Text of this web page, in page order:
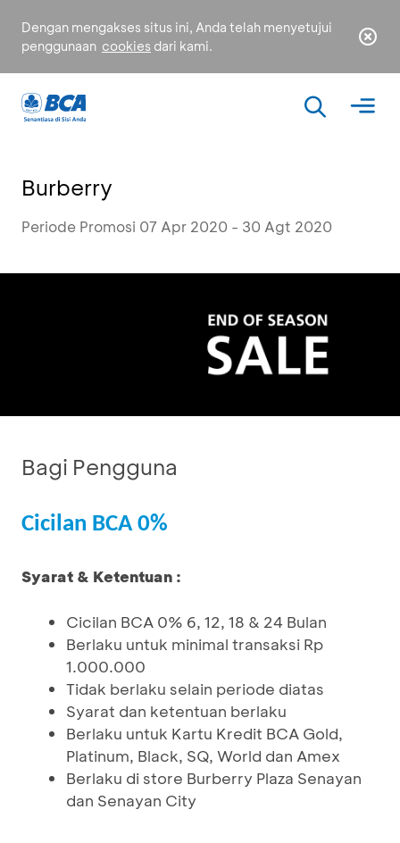
Dengan mengakses situs ini, Anda telah menyetujui
penggunaan cookies dari kami.
Burberry
Periode Promosi 07 Apr 2020 - 30 Agt 2020
Bagi Pengguna
Cicilan BCA 0%
Syarat & Ketentuan :
Cicilan BCA 0% 6, 12, 18 & 24 Bulan
Berlaku untuk minimal transaksi Rp
1.000.000
Tidak berlaku selain periode diatas
Syarat dan ketentuan berlaku
Berlaku untuk Kartu Kredit BCA Gold,
Platinum, Black, SQ, World dan Amex
Berlaku di store Burberry Plaza Senayan
dan Senayan City